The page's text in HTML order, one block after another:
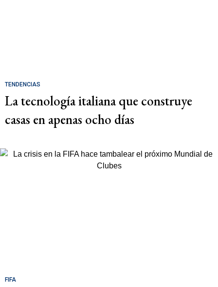
TENDENCIAS
La tecnología italiana que construye
casas en apenas ocho días
FIFA